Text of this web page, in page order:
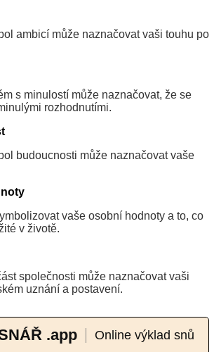
ambicí může naznačovat vaši touhu po
s minulostí může naznačovat, že se
rozhodnutími.
budoucnosti může naznačovat vaše
vaše osobní hodnoty a to, co
v životě.
společnosti může naznačovat vaši
uznání a postavení.
.app Online výklad snů